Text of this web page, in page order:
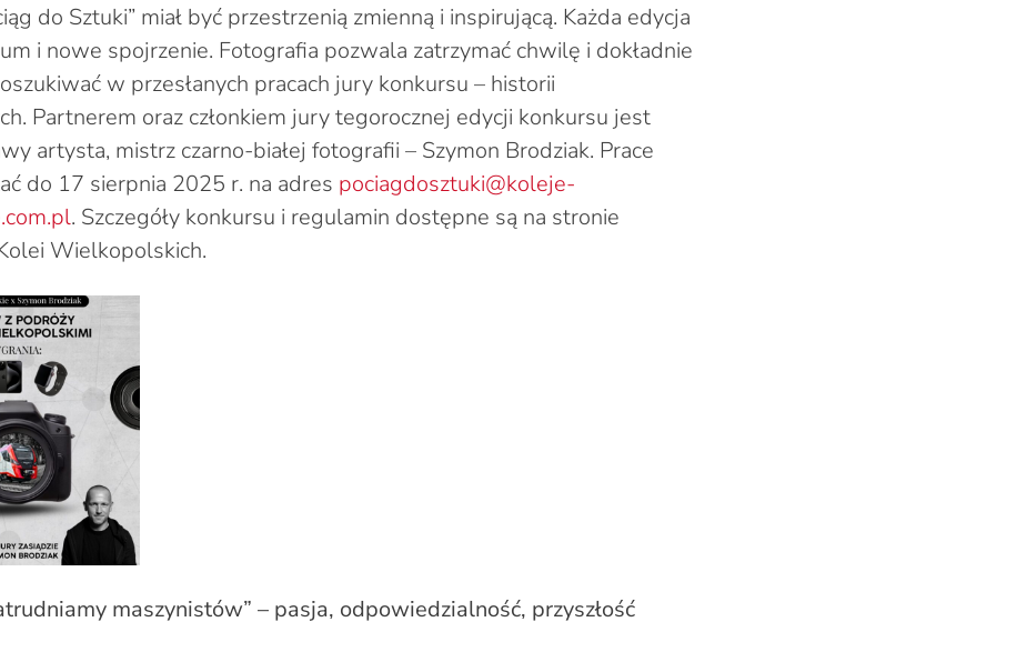
do Sztuki” miał być przestrzenią zmienną i inspirującą. Każda edycja
i nowe spojrzenie. Fotografia pozwala zatrzymać chwilę i dokładnie
w przesłanych pracach jury konkursu – historii
Partnerem oraz członkiem jury tegorocznej edycji konkursu jest
artysta, mistrz czarno-białej fotografii – Szymon Brodziak. Prace
do 17 sierpnia 2025 r. na adres pociagdosztuki@koleje-
. Szczegóły konkursu i regulamin dostępne są na stronie
Wielkopolskich.
maszynistów” – pasja, odpowiedzialność, przyszłość